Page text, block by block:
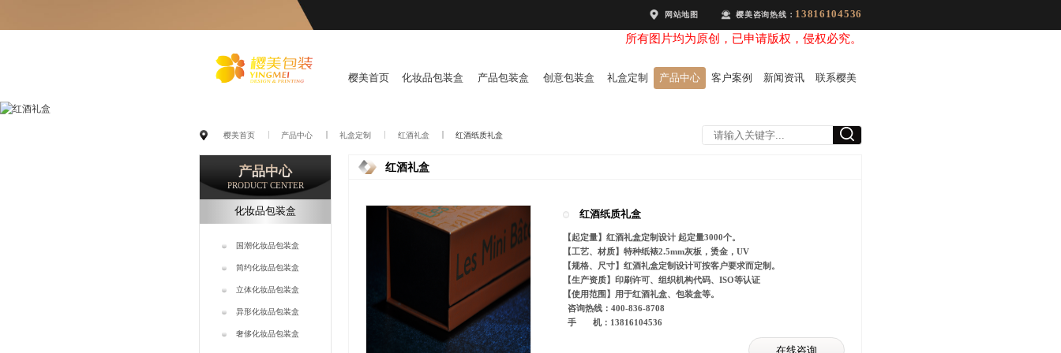
网站地图 樱美咨询热线： 13816104536
所有图片均为原创，已申请版权，侵权必究。
化
盒定制,创意包装盒设计,包
樱美首页 化妆品包装盒 产品包装盒 创意包装盒 礼盒定制 产品中心 客户案例 新闻资讯 联系樱美
樱美首页 产品中心 礼盒定制 红酒礼盒 红酒纸质礼盒
产品中心
PRODUCT CENTER
化妆品包装盒
国潮化妆品包装盒
简约化妆品包装盒
立体化妆品包装盒
异形化妆品包装盒
奢侈化妆品包装盒
红酒礼盒
红酒纸质礼盒
【起定量】红酒礼盒定制设计 起定量3000个。
【工艺、材质】特种纸裱2.5mm灰板，烫金，UV
【规格、尺寸】红酒礼盒定制设计可按客户要求而定制。
【生产资质】印刷许可、组织机构代码、ISO等认证
【使用范围】用于红酒礼盒、包装盒等。
咨询热线：400-836-8708
手 机：13816104536